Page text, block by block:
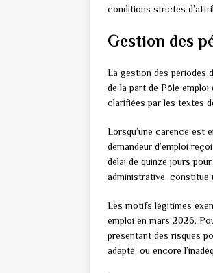
conditions strictes
Gestion des
La gestion des périodes
de la part de Pôle
clarifiées par les textes
Lorsqu’une carence est
demandeur d’emploi
délai de quinze jours
administrative, constitue
Les motifs légitimes
emploi en mars 2026.
présentant des risques
adapté, ou encore